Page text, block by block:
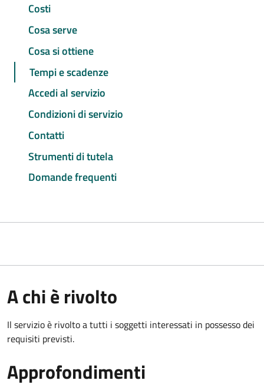
Costi
Cosa serve
Cosa si ottiene
Tempi e scadenze
Accedi al servizio
Condizioni di servizio
Contatti
Strumenti di tutela
Domande frequenti
A chi è rivolto
Il servizio è rivolto a tutti i soggetti interessati in possesso dei
requisiti previsti.
Approfondimenti